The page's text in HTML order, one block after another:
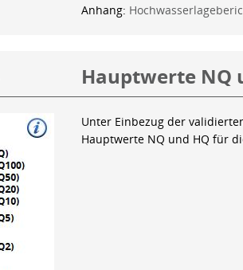
Anhang:
Hauptwerte NQ
Unter Einbezug der
Hauptwerte NQ und HQ für